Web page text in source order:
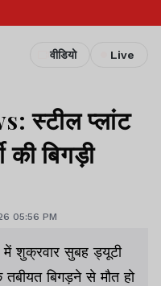
वीडियो Live
स्टील प्लांट
की बिगड़ी
05:56 PM
में शुक्रवार सुबह ड्यूटी
तबीयत बिगड़ने से मौत हो